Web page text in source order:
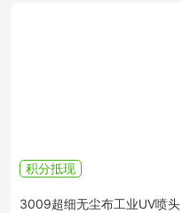
积分抵现
3009超细无尘布工业UV喷头